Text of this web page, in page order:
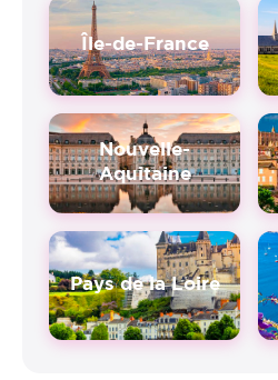
Île-de-France
Nouvelle-
Aquitaine
Pays de la Loire